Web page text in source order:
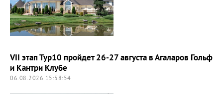
VII этап Тур10 пройдет 26-27 августа в Агаларов Гольф
и Кантри Клубе
06.08.2026 15:58:54